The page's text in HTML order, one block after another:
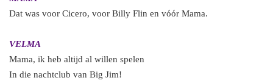
Dat was voor Cicero, voor Billy Flin en vóór Mama.
VELMA
Mama, ik heb altijd al willen spelen
In die nachtclub van Big Jim!